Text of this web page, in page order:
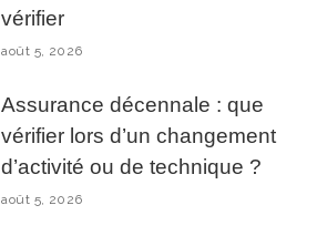
vérifier
août 5, 2026
Assurance décennale : que
vérifier lors d’un changement
d’activité ou de technique ?
août 5, 2026